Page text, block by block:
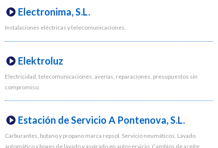
Electronima, S.L.
Instalaciones eléctricas y telecomunicaciones.
Elektroluz
Electricidad, telecomunicaciones, averías, reparaciones, presupuestos sin
compromiso.
Estación de Servicio A Pontenova, S.L.
Carburantes, butano y propano marca repsol. Servicio neumáticos. Lavado
automático y boxes de lavado y aspirado en autoservicio. Cambios de aceite.